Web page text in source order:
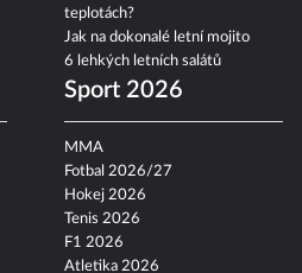
teplotách?
Jak na dokonalé letní mojito
6 lehkých letních salátů
Sport 2026
MMA
Fotbal 2026/27
Hokej 2026
Tenis 2026
F1 2026
Atletika 2026